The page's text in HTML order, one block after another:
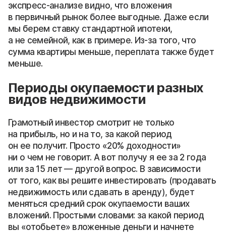
экспресс-анализе видно, что вложения
в первичный рынок более выгодные. Даже если
мы берем ставку стандартной ипотеки,
а не семейной, как в примере. Из-за того, что
сумма квартиры меньше, переплата также будет
меньше.
Периоды окупаемости разных
видов недвижимости
Грамотный инвестор смотрит не только
на прибыль, но и на то, за какой период
он ее получит. Просто «20% доходности»
ни о чем не говорит. А вот получу я ее за 2 года
или за 15 лет — другой вопрос. В зависимости
от того, как вы решите инвестировать (продавать
недвижимость или сдавать в аренду), будет
меняться средний срок окупаемости ваших
вложений. Простыми словами: за какой период
вы «отобьете» вложенные деньги и начнете